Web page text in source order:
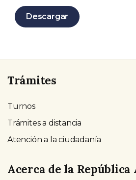
Descargar
Trámites
Turnos
Trámites a distancia
Atención a la ciudadanía
Acerca de la